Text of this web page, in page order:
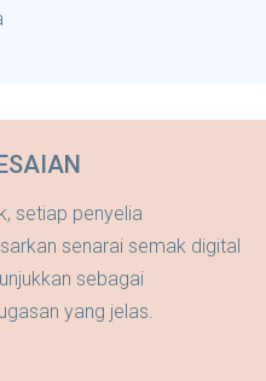
setiap penyelia
senarai semak digital
sebagai
yang jelas.